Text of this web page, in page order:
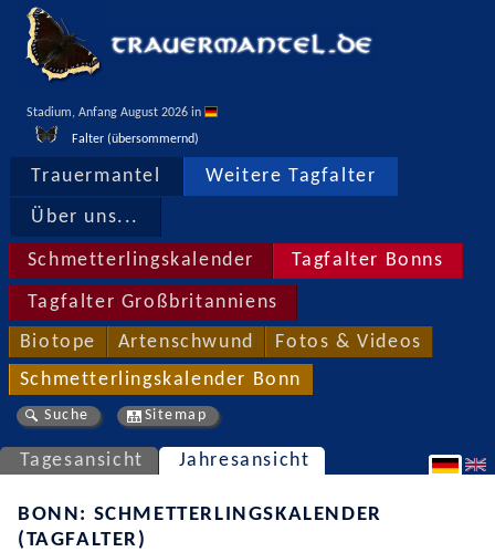
Stadium, Anfang August 2026 in
Falter (übersommernd)
Trauermantel Weitere Tagfalter
Über uns...
Schmetterlingskalender Tagfalter Bonns
Tagfalter Großbritanniens
Biotope Artenschwund Fotos & Videos
Schmetterlingskalender Bonn
Suche Sitemap
Tagesansicht Jahresansicht
BONN: SCHMETTERLINGSKALENDER
(TAGFALTER)